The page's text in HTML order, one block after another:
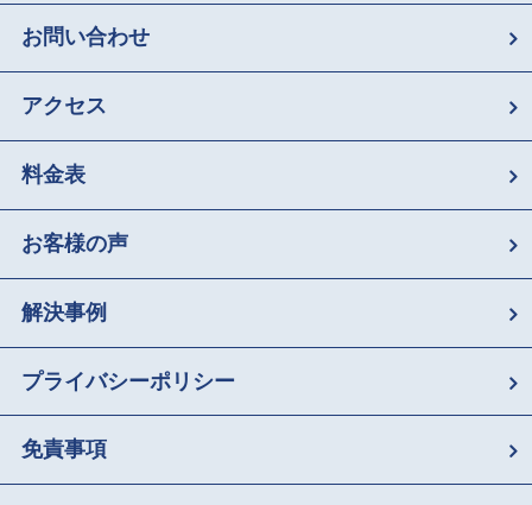
お問い合わせ
アクセス
料金表
お客様の声
解決事例
プライバシーポリシー
免責事項